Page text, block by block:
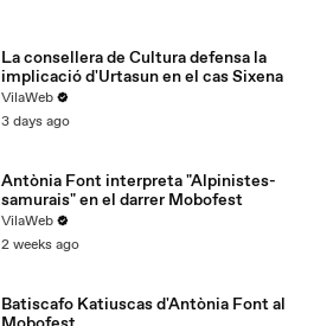
La consellera de Cultura defensa la
implicació d'Urtasun en el cas Sixena
VilaWeb
3 days ago
Antònia Font interpreta "Alpinistes-
samurais" en el darrer Mobofest
VilaWeb
2 weeks ago
Batiscafo Katiuscas d'Antònia Font al